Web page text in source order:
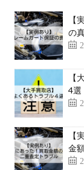
【
の
【
4選
【
金